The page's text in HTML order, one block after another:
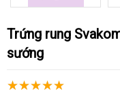
Trứng rung Svakom Elva điều khiển app cực
sướng